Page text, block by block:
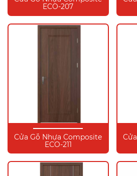
ECO-207
Cửa Gỗ Nhựa Composite
ECO-211